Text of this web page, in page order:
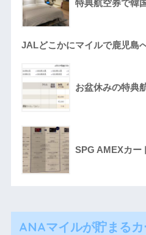
特典航空券で韓
JALどこかにマイルで鹿児島
お盆休みの特典
SPG AMEXカー
ANAマイルが貯まる